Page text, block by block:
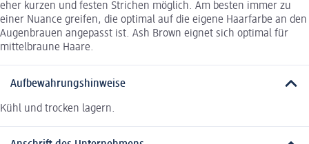
eher kurzen und festen Strichen möglich. Am besten immer zu
einer Nuance greifen, die optimal auf die eigene Haarfarbe an den
Augenbrauen angepasst ist. Ash Brown eignet sich optimal für
mittelbraune Haare.
Aufbewahrungshinweise
Kühl und trocken lagern.